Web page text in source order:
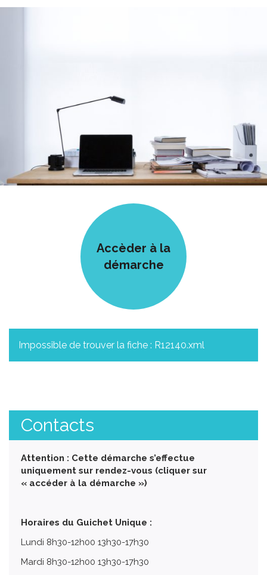
Accèder à la
démarche
Impossible de trouver la fiche : R12140.xml
Contacts
Attention : Cette démarche s’effectue
uniquement sur rendez-vous (cliquer sur
« accéder à la démarche »)
Horaires du Guichet Unique :
Lundi 8h30-12h00 13h30-17h30
Mardi 8h30-12h00 13h30-17h30